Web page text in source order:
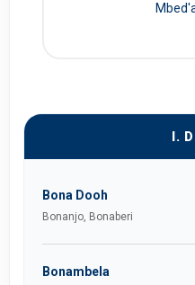
I.
Bona Dooh
Bonanjo, Bonaberi
Bonambela